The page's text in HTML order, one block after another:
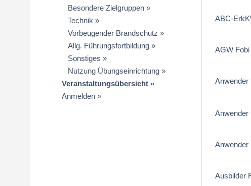
Besondere Zielgruppen
Technik
Vorbeugender Brandschutz
Allg. Führungsfortbildung
Sonstiges
Nutzung Übungseinrichtung
Veranstaltungsübersicht
Anmelden
ABC-
AGW Fobi
Anwender
Anwender
Anwender
Ausbilder